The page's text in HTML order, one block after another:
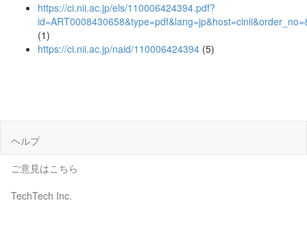
https://ci.nii.ac.jp/els/110006424394.pdf?
(1)
https://ci.nii.ac.jp/naid/110006424394 (5)
ヘルプ
ご意見はこちら
TechTech Inc.